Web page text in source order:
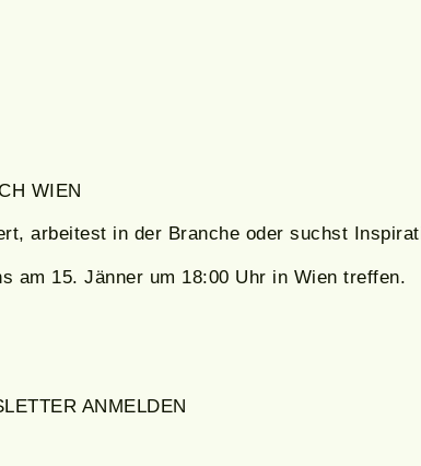
WIEN
arbeitest in der Branche oder suchst
am 15. Jänner um 18:00 Uhr in Wien treffen.
ANMELDEN